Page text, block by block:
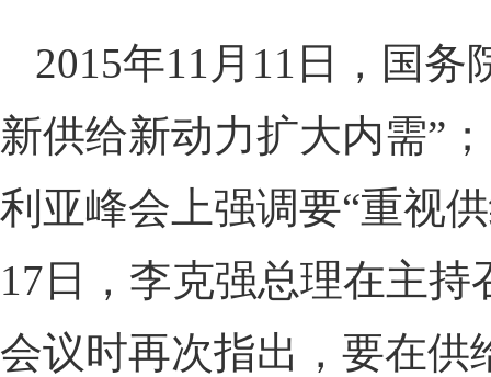
2015年11月11日，国
新供给新动力扩大内需”
利亚峰会上强调要“重视
17日，李克强总理在主持
会议时再次指出，要在供